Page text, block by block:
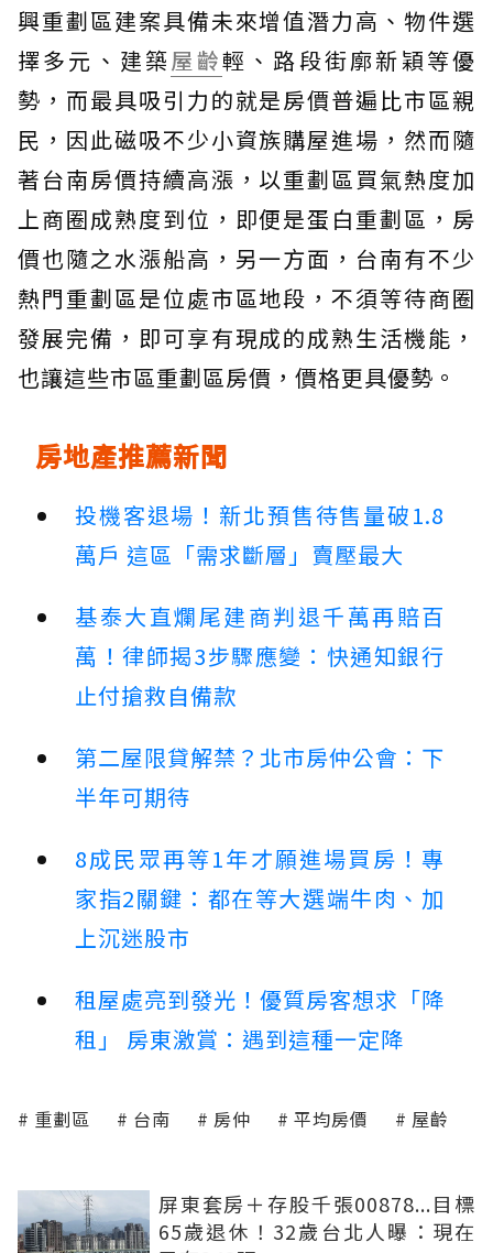
興重劃區建案具備未來增值潛力高、物件選
擇多元、建築屋齡輕、路段街廓新穎等優
勢，而最具吸引力的就是房價普遍比市區親
民，因此磁吸不少小資族購屋進場，然而隨
著台南房價持續高漲，以重劃區買氣熱度加
上商圈成熟度到位，即便是蛋白重劃區，房
價也隨之水漲船高，另一方面，台南有不少
熱門重劃區是位處市區地段，不須等待商圈
發展完備，即可享有現成的成熟生活機能，
也讓這些市區重劃區房價，價格更具優勢。
房地產推薦新聞
投機客退場！新北預售待售量破1.8
萬戶 這區「需求斷層」賣壓最大
基泰大直爛尾建商判退千萬再賠百
萬！律師揭3步驟應變：快通知銀行
止付搶救自備款
第二屋限貸解禁？北市房仲公會：下
半年可期待
8成民眾再等1年才願進場買房！專
家指2關鍵：都在等大選端牛肉、加
上沉迷股市
租屋處亮到發光！優質房客想求「降
租」 房東激賞：遇到這種一定降
重劃區 台南 房仲 平均房價 屋齡
屏東套房＋存股千張00878...目標
65歲退休！32歲台北人曝：現在